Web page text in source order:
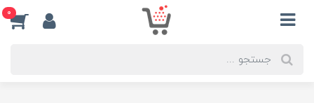
0